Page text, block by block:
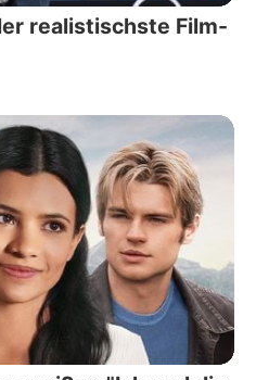
realistischste Film-